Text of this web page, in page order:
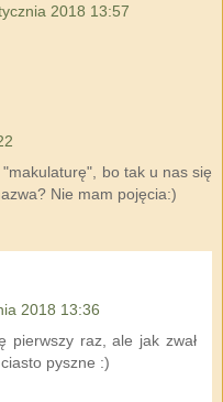
2018 13:57
bo tak u nas się
Nie mam pojęcia:)
2018 13:36
pierwszy raz, ale jak zwał
pyszne :)